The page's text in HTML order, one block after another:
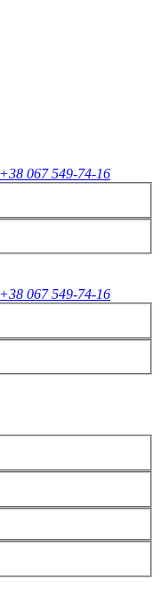
+38 067 549-74-16
+38 067 549-74-16